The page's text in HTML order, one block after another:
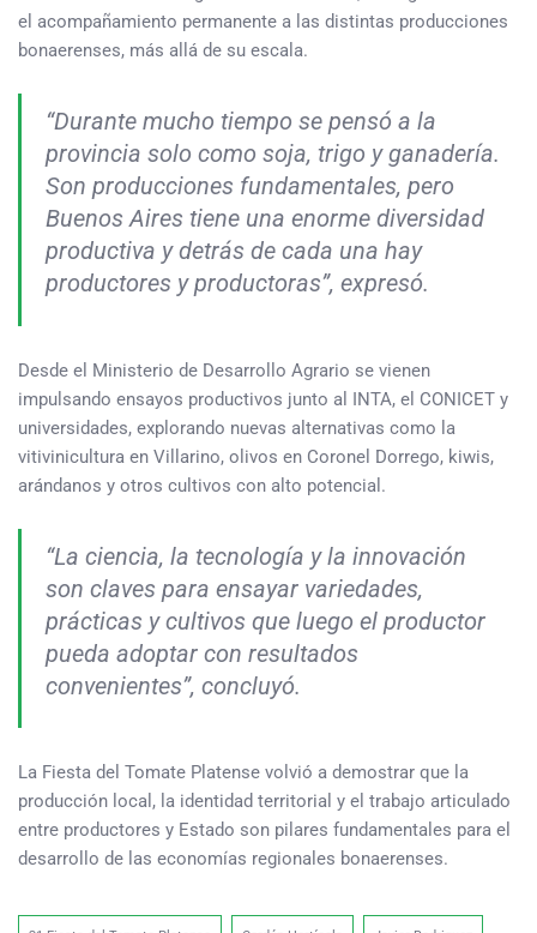
el acompañamiento permanente a las distintas producciones
bonaerenses, más allá de su escala.
“Durante mucho tiempo se pensó a la
provincia solo como soja, trigo y ganadería.
Son producciones fundamentales, pero
Buenos Aires tiene una enorme diversidad
productiva y detrás de cada una hay
productores y productoras”, expresó.
Desde el Ministerio de Desarrollo Agrario se vienen
impulsando ensayos productivos junto al INTA, el CONICET y
universidades, explorando nuevas alternativas como la
vitivinicultura en Villarino, olivos en Coronel Dorrego, kiwis,
arándanos y otros cultivos con alto potencial.
“La ciencia, la tecnología y la innovación
son claves para ensayar variedades,
prácticas y cultivos que luego el productor
pueda adoptar con resultados
convenientes”, concluyó.
La Fiesta del Tomate Platense volvió a demostrar que la
producción local, la identidad territorial y el trabajo articulado
entre productores y Estado son pilares fundamentales para el
desarrollo de las economías regionales bonaerenses.